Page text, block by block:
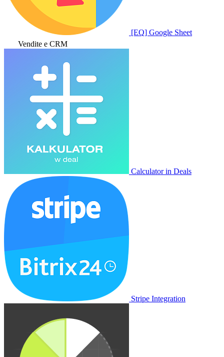
[EQ] Google Sheet
Vendite e CRM
Calculator in Deals
Stripe Integration